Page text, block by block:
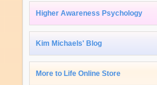
Higher Awareness Psychology
Kim Michaels' Blog
More to Life Online Store